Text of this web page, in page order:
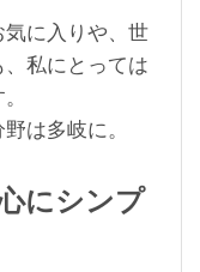
に入りや、世
私にとっては
は多岐に。
にシンプ